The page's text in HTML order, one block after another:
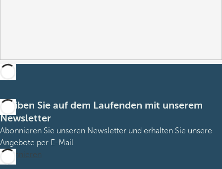
Bleiben Sie auf dem Laufenden mit unserem
Newsletter
Abonnieren Sie unseren Newsletter und erhalten Sie unsere
Angebote per E-Mail
Abonnieren